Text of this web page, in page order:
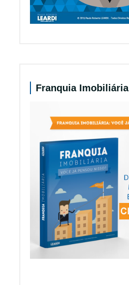
Franquia Imobiliária